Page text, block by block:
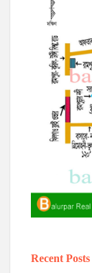
Recent Posts